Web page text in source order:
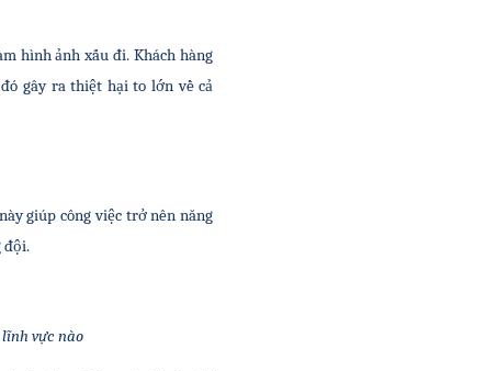
hình ảnh xấu đi. Khách hàng
gây ra thiệt hại to lớn về cả
giúp công việc trở nên năng
đội.
vực nào